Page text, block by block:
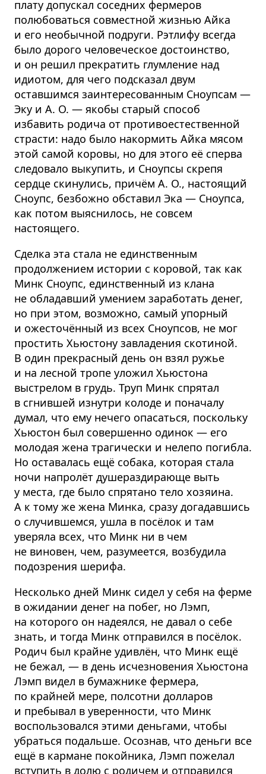
плату допускал соседних фермеров
полюбоваться совместной жизнью Айка
и его необычной подруги. Рэтлифу всегда
было дорого человеческое достоинство,
и он решил прекратить глумление над
идиотом, для чего подсказал двум
оставшимся заинтересованным Сноупсам —
Эку и А. О. — якобы старый способ
избавить родича от противоестественной
страсти: надо было накормить Айка мясом
этой самой коровы, но для этого её сперва
следовало выкупить, и Сноупсы скрепя
сердце скинулись, причём А. О., настоящий
Сноупс, безбожно обставил Эка — Сноупса,
как потом выяснилось, не совсем
настоящего.
Сделка эта стала не единственным
продолжением истории с коровой, так как
Минк Сноупс, единственный из клана
не обладавший умением заработать денег,
но при этом, возможно, самый упорный
и ожесточённый из всех Сноупсов, не мог
простить Хьюстону завладения скотиной.
В один прекрасный день он взял ружье
и на лесной тропе уложил Хьюстона
выстрелом в грудь. Труп Минк спрятал
в сгнившей изнутри колоде и поначалу
думал, что ему нечего опасаться, поскольку
Хьюстон был совершенно одинок — его
молодая жена трагически и нелепо погибла.
Но оставалась ещё собака, которая стала
ночи напролёт душераздирающе выть
у места, где было спрятано тело хозяина.
А к тому же жена Минка, сразу догадавшись
о случившемся, ушла в посёлок и там
уверяла всех, что Минк ни в чем
не виновен, чем, разумеется, возбудила
подозрения шерифа.
Несколько дней Минк сидел у себя на ферме
в ожидании денег на побег, но Лэмп,
на которого он надеялся, не давал о себе
знать, и тогда Минк отправился в посёлок.
Родич был крайне удивлён, что Минк ещё
не бежал, — в день исчезновения Хьюстона
Лэмп видел в бумажнике фермера,
по крайней мере, полсотни долларов
и пребывал в уверенности, что Минк
воспользовался этими деньгами, чтобы
убраться подальше. Осознав, что деньги все
ещё в кармане покойника, Лэмп пожелал
вступить в долю с родичем и отправился